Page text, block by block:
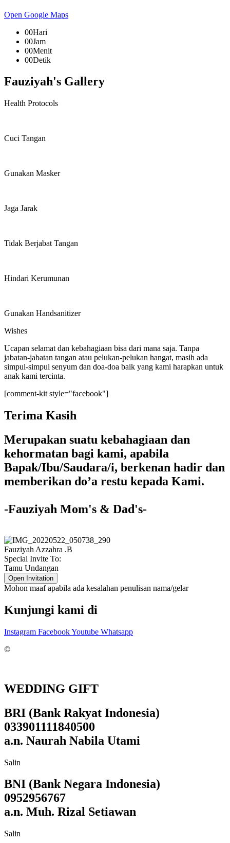
Open Google Maps
00Hari
00Jam
00Menit
00Detik
Fauziyah's Gallery
Health Protocols
Cuci Tangan
Gunakan Masker
Jaga Jarak
Tidak Berjabat Tangan
Hindari Kerumunan
Gunakan Handsanitizer
Wishes
Ucapan selamat dan kebahagiaan bisa dari mana saja. Tanpa
jabatan-jabatan tangan atau pelukan-pelukan hangat, masih ada
simpul-simpul senyum dan doa-doa baik yang kami harapkan untuk
anak kami tercinta.
[comment-kit style="facebook"]
Terima Kasih
Merupakan suatu kebahagiaan dan
kehormatan bagi kami, apabila
Bapak/Ibu/Saudara/i, berkenan hadir dan
memberikan do’a restu kepada Kami.
-Fauziyah Mom's & Dad's-
Fauziyah Azzahra .B
Special Invite To:
Tamu Undangan
Open Invitation
Mohon maaf apabila ada kesalahan penulisan nama/gelar
Kunjungi kami di
Instagram FacebookYoutube Whatsapp
©
WEDDING GIFT
BRI (Bank Rakyat Indonesia)
033901111840500
a.n. Naurah Nabila Utami
Salin
BNI (Bank Negara Indonesia)
0952956767
a.n. Muh. Rizal Setiawan
Salin